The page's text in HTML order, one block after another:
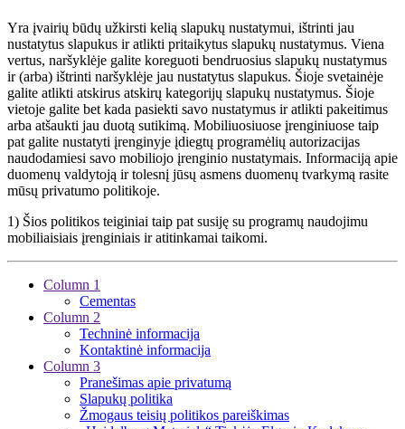
Yra įvairių būdų užkirsti kelią slapukų nustatymui, ištrinti jau
nustatytus slapukus ir atlikti pritaikytus slapukų nustatymus. Viena
vertus, naršyklėje galite koreguoti bendruosius slapukų nustatymus
ir (arba) ištrinti naršyklėje jau nustatytus slapukus. Šioje svetainėje
galite atlikti atskirus atskirų kategorijų slapukų nustatymus. Šioje
vietoje galite bet kada pasiekti savo nustatymus ir atlikti pakeitimus
arba atšaukti jau duotą sutikimą. Mobiliuosiuose įrenginiuose taip
pat galite nustatyti įrenginyje įdiegtų programėlių autorizacijas
naudodamiesi savo mobiliojo įrenginio nustatymais. Informaciją apie
duomenų valdytoją ir tolesnį jūsų asmens duomenų tvarkymą rasite
mūsų privatumo politikoje.
1) Šios politikos teiginiai taip pat susiję su programų naudojimu
mobiliaisiais įrenginiais ir atitinkamai taikomi.
Column 1
Cementas
Column 2
Techninė informacija
Kontaktinė informacija
Column 3
Pranešimas apie privatumą
Slapukų politika
Žmogaus teisių politikos pareiškimas